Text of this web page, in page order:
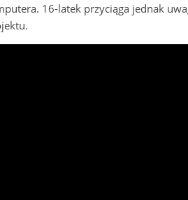
16-latek przyciąga jednak